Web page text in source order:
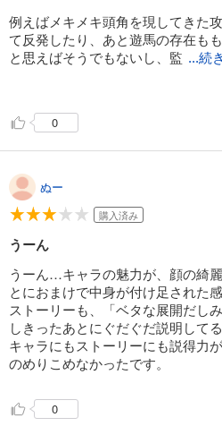
例えばメキメキ頭角を現してきた
て反発したり、あと遊馬の存在も
と思えばそうでもないし、監 ...続
よねぇ〜。
0
ぬー
購入済み
うーん
うーん…キャラの魅力が、顔の綺
とにおまけで中身が付け足された
ストーリーも、「ベタな展開だし
しきったあとにぐだぐだ説明して
キャラにもストーリーにも説得力
のめりこめなかったです。
0